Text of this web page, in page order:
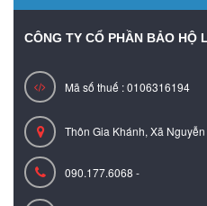
CÔNG TY CỔ PHẦN BẢO HỘ
Mã số thuế : 0106316194
Thôn Gia Khánh, Xã
090.177.6068 -